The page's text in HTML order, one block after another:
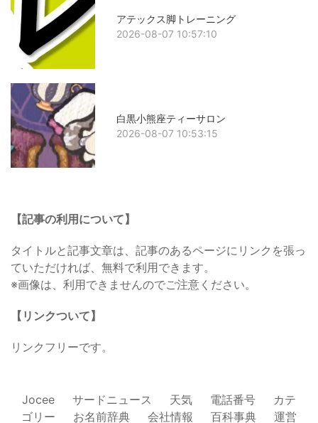
アテックス脚トレーニング
2026-08-07 10:57:10
白黒小熊座ティーサロン
2026-08-07 10:53:15
【記事の利用について】
タイトルと記事文章は、記事のあるページにリンクを張っ
ていただければ、無料で利用できます。
※画像は、利用できませんのでご注意ください。
【リンクついて】
リンクフリーです。
Jocee サードニュース 天気 電話番号
カテ
ゴリー
お名前辞典 会社情報 百科事典 運営